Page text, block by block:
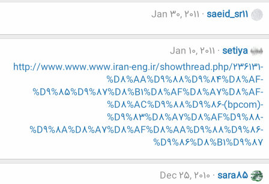
saeid_sr11
Jan 30, 2011
setiya
Jan 10, 2011
http://www.www.www.iran-eng.ir/showthread.php/236131-
%D8%AA%D9%88%D9%84%D8%AF-
%D9%85%D9%87%D8%B1%D8%AF%D8%A7%D8%AF-
%D8%AC%D9%88%D9%86-(bpcom)-
%D9%83%D8%A7%D8%AF%D9%88-
%D9%8A%D8%A7%D8%AF%D8%AA%D9%88%D9%86-
%D9%86%D8%B1%D9%87
sara85
Dec 25, 2010